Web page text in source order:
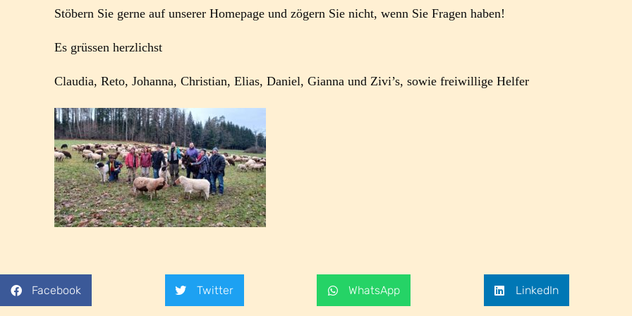
Stöbern Sie gerne auf unserer Homepage und zögern Sie nicht, wenn Sie Fragen haben!
Es grüssen herzlichst
Claudia, Reto, Johanna, Christian, Elias, Daniel, Gianna und Zivi’s, sowie freiwillige Helfer
Facebook Twitter WhatsApp LinkedIn